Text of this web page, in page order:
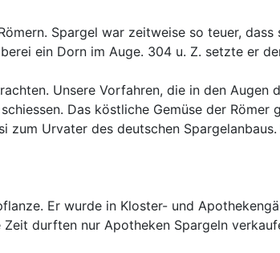
Spargel war zeitweise so teuer,
ein Dorn im Auge. 304 u. Z. setzte er
Unsere Vorfahren, die in den Augen
Das köstliche Gemüse der
zum Urvater des deutschen
Er wurde in Kloster- und
durften nur Apotheken Spargeln